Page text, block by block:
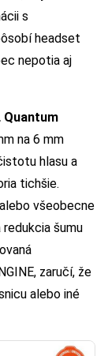
s
headset
nepotia aj
Quantum
na 6 mm
hlasu a
tichšie.
všeobecne
šumu
zaručí, že
alebo iné